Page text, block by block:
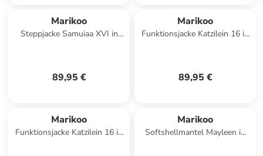
Marikoo
Steppjacke Samuiaa XVI in
89,95 €
Marikoo
Funktionsjacke Katzilein 16 in
89,95 €
Marikoo
Funktionsjacke Katzilein 16 in
Marikoo
Softshellmantel Mayleen in